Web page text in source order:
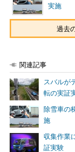
実施
過去
関連記事
スバルが
転の実証
除雪車の
施
収集作業
証実験